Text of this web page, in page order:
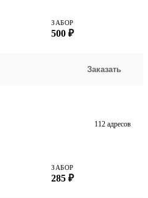
ЗАБОР
500 ₽
Заказать
112 адресов
ЗАБОР
285 ₽